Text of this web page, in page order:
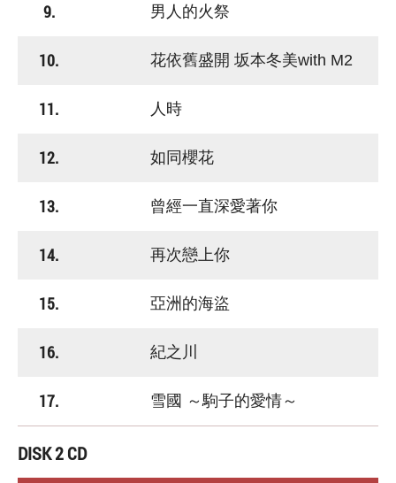
9. 男人的火祭
10. 花依舊盛開 坂本冬美with M2
11. 人時
12. 如同櫻花
13. 曾經一直深愛著你
14. 再次戀上你
15. 亞洲的海盜
16. 紀之川
17. 雪國 ～駒子的愛情～
DISK 2 CD